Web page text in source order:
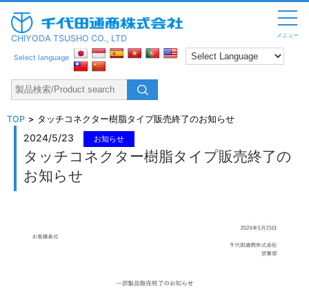
メニュー
CHIYODA TSUSHO CO., LTD
Select language
TOP タッチコネクター樹脂タイプ販売終了のお知らせ
2024/5/23 お知らせ
タッチコネクター樹脂タイプ販売終了の
お知らせ